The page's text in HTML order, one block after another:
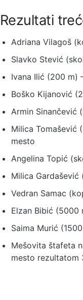
Rezultati
Adriana Vilagoš
Slavko Stević
Ivana Ilić (200 m)
Boško Kijanović
Armin Sinančević
Milica Tomašević
mesto
Angelina Topić
Milica Gardašević
Vedran Samac
Elzan Bibić (5000
Saima Murić
Mešovita štafeta
mesto rezultatom